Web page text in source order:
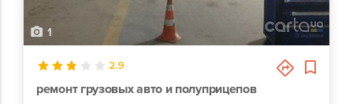
1
2.9
ремонт грузовых авто и полуприцепов